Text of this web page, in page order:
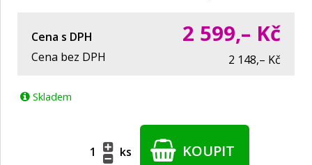
Cena s DPH 2 599,– Kč
Cena bez DPH 2 148,– Kč
Skladem
ks KOUPIT